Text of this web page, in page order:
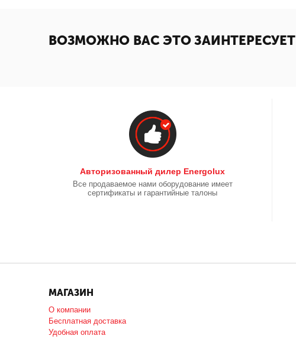
ВОЗМОЖНО ВАС ЭТО ЗАИНТЕРЕСУЕТ
Авторизованный дилер Energolux
Все продаваемое нами оборудование имеет
сертификаты и гарантийные талоны
МАГАЗИН
О компании
Бесплатная доставка
Удобная оплата